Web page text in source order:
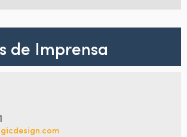
de Imprensa